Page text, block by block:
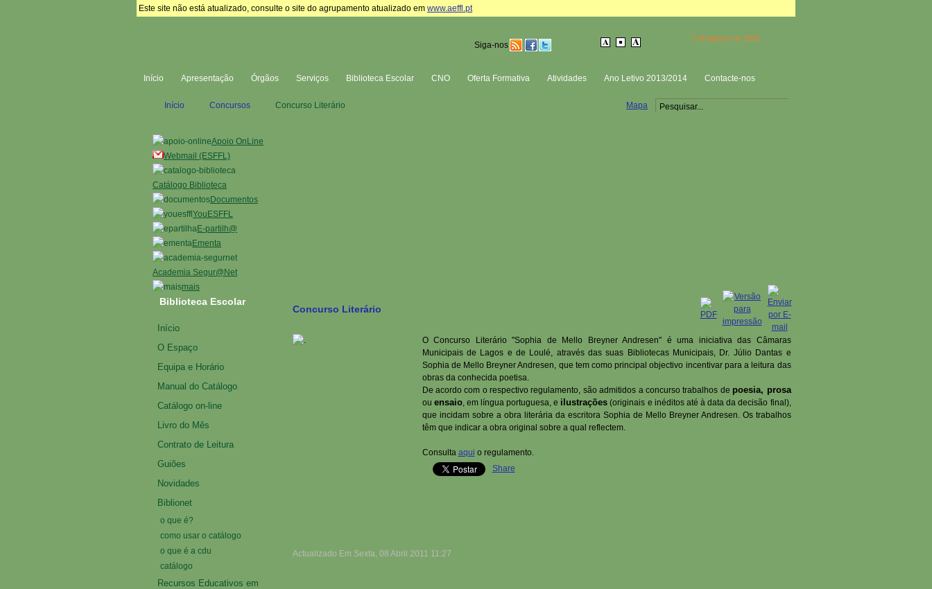
Este site não está atualizado, consulte o site do agrupamento atualizado em www.aeffl.pt
Siga-nos
7 de Agosto de 2026
Início Apresentação Órgãos Serviços Biblioteca Escolar CNO Oferta Formativa Atividades Ano Letivo 2013/2014 Contacte-nos
Apoio OnLine
Webmail (ESFFL)
Catálogo Biblioteca
Documentos
YouESFFL
E-partilh@
Ementa
Academia Segur@Net
mais
Mapa
Início Concursos Concurso Literário
Concurso Literário
O Concurso Literário "Sophia de Mello Breyner Andresen" é uma iniciativa das Câmaras
Municipais de Lagos e de Loulé, através das suas Bibliotecas Municipais, Dr. Júlio Dantas e
Sophia de Mello Breyner Andresen, que tem como principal objectivo incentivar para a leitura das
obras da conhecida poetisa.
De acordo com o respectivo regulamento, são admitidos a concurso trabalhos de poesia, prosa
ou ensaio, em língua portuguesa, e ilustrações (originais e inéditos até à data da decisão final),
que incidam sobre a obra literária da escritora Sophia de Mello Breyner Andresen. Os trabalhos
têm que indicar a obra original sobre a qual reflectem.
Consulta aqui o regulamento.
Share
Actualizado Em Sexta, 08 Abril 2011 11:27
Biblioteca Escolar
Início
O Espaço
Equipa e Horário
Manual do Catálogo
Catálogo on-line
Livro do Mês
Contrato de Leitura
Guiões
Novidades
Biblionet
o que é?
como usar o catálogo
o que é a cdu
catálogo
Recursos Educativos em